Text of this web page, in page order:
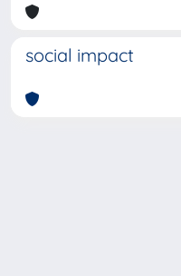
social impact